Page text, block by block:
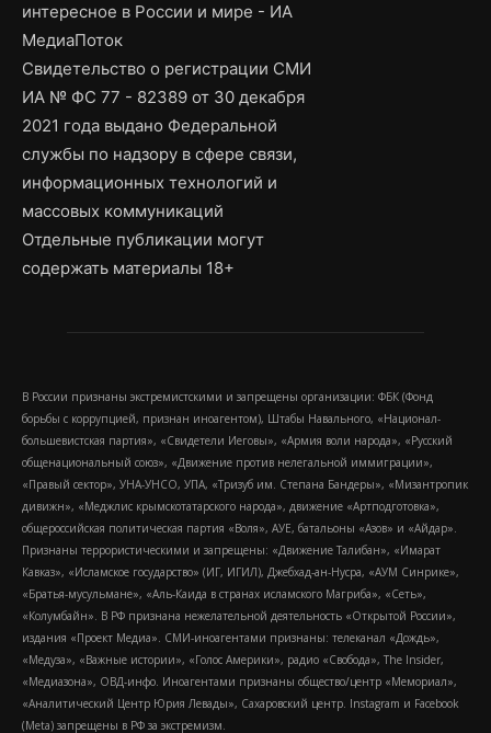
интересное в России и мире - ИА
МедиаПоток
Свидетельство о регистрации СМИ
ИА № ФС 77 - 82389 от 30 декабря
2021 года выдано Федеральной
службы по надзору в сфере связи,
информационных технологий и
массовых коммуникаций
Отдельные публикации могут
содержать материалы 18+
В России признаны экстремистскими и запрещены организации: ФБК (Фонд
борьбы с коррупцией, признан иноагентом), Штабы Навального, «Национал-
большевистская партия», «Свидетели Иеговы», «Армия воли народа», «Русский
общенациональный союз», «Движение против нелегальной иммиграции»,
«Правый сектор», УНА-УНСО, УПА, «Тризуб им. Степана Бандеры», «Мизантропик
дивижн», «Меджлис крымскотатарского народа», движение «Артподготовка»,
общероссийская политическая партия «Воля», АУЕ, батальоны «Азов» и «Айдар».
Признаны террористическими и запрещены: «Движение Талибан», «Имарат
Кавказ», «Исламское государство» (ИГ, ИГИЛ), Джебхад-ан-Нусра, «АУМ Синрике»,
«Братья-мусульмане», «Аль-Каида в странах исламского Магриба», «Сеть»,
«Колумбайн». В РФ признана нежелательной деятельность «Открытой России»,
издания «Проект Медиа». СМИ-иноагентами признаны: телеканал «Дождь»,
«Медуза», «Важные истории», «Голос Америки», радио «Свобода», The Insider,
«Медиазона», ОВД-инфо. Иноагентами признаны общество/центр «Мемориал»,
«Аналитический Центр Юрия Левады», Сахаровский центр. Instagram и Facebook
(Metа) запрещены в РФ за экстремизм.